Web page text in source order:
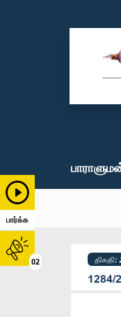
பார்க்க
02 திகதி:
1284/